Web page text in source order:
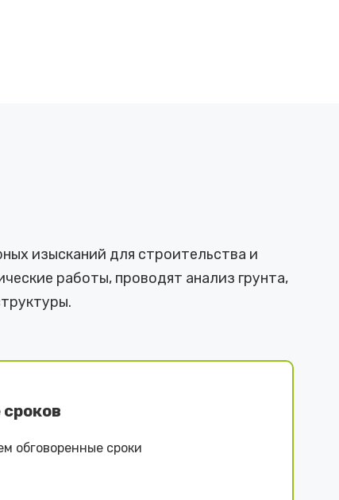
изысканий для строительства и
работы, проводят анализ грунта,
обговоренные сроки